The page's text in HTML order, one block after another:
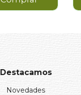
Destacamos
Novedades